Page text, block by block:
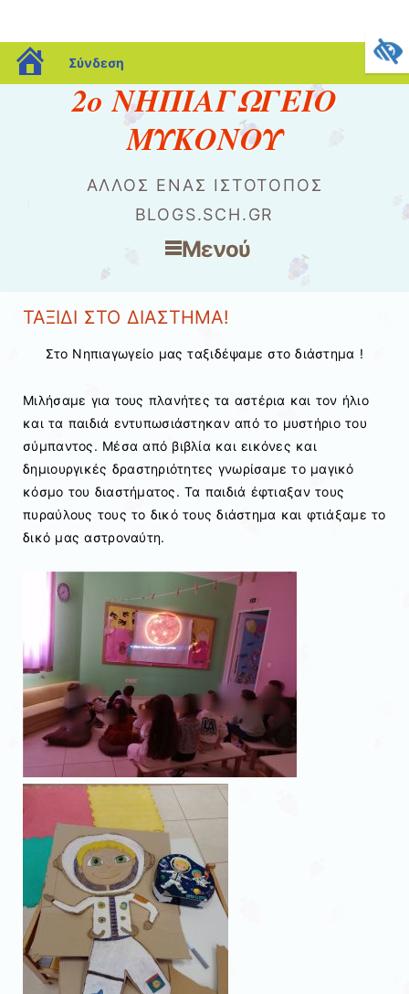
blogs.sch.gr
Σύνδεση
2ο ΝΗΠΙΑΓΩΓΕΙΟ
ΜΥΚΟΝΟΥ
ΆΛΛΟΣ ΈΝΑΣ ΙΣΤΌΤΟΠΟΣ
BLOGS.SCH.GR
Μενού
Μετάβαση στο περιεχόμενο
ΤΑΞΙΔΙ ΣΤΟ ΔΙΑΣΤΗΜΑ!
Στο Νηπιαγωγείο μας ταξιδέψαμε στο διάστημα !
Μιλήσαμε για τους πλανήτες τα αστέρια και τον ήλιο
και τα παιδιά εντυπωσιάστηκαν από το μυστήριο του
σύμπαντος. Μέσα από βιβλία και εικόνες και
δημιουργικές δραστηριότητες γνωρίσαμε το μαγικό
κόσμο του διαστήματος. Τα παιδιά έφτιαξαν τους
πυραύλους τους το δικό τους διάστημα και φτιάξαμε το
δικό μας αστροναύτη.